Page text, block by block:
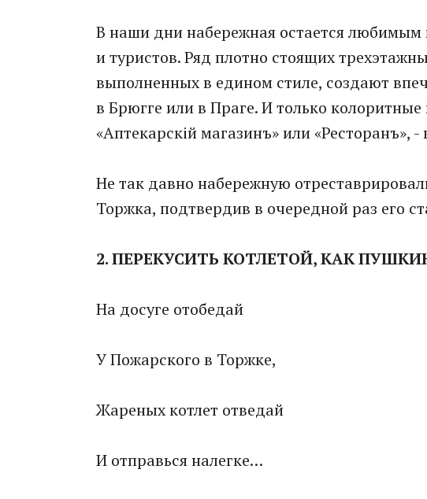
В наши дни набережная остается любимым
и туристов. Ряд плотно стоящих
выполненных в едином стиле, создают
в Брюгге или в Праге. И только
«Аптекарскiй магазинъ» или «Ресторанъ»,
Не так давно набережную
Торжка, подтвердив в очередной раз его
2. ПЕРЕКУСИТЬ КОТЛЕТОЙ, КАК
На досуге отобедай
У Пожарского в Торжке,
Жареных котлет отведай
И отправься налегке…